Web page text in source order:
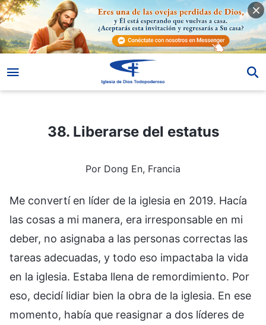
38. Liberarse del estatus
Por Dong En, Francia
Me convertí en líder de la iglesia en 2019. Hacía
las cosas a mi manera, era irresponsable en mi
deber, no asignaba a las personas correctas las
tareas adecuadas, y todo eso impactaba la vida
en la iglesia. Estaba llena de remordimiento. Por
eso, decidí lidiar bien la obra de la iglesia. En ese
momento, había que reasignar a dos líderes de